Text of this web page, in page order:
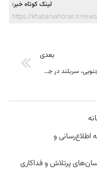
لینک کوتاه خبر:
https://khabarvahonar.ir/news/
بعدی
رادیو خراسان جنوبی، سربلند در جشنواره مکتب سردار سلیمانی
و
پرتلاش و فداکاری